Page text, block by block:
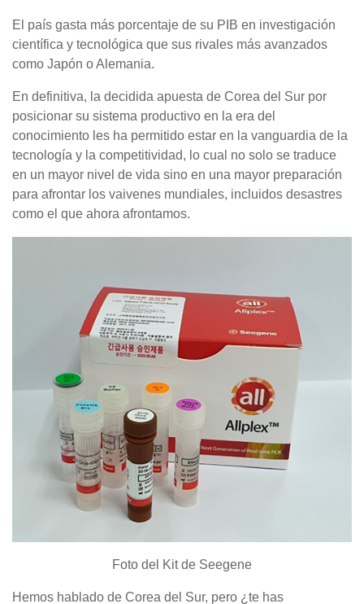
El país gasta más porcentaje de su PIB en investigación
científica y tecnológica que sus rivales más avanzados
como Japón o Alemania.
En definitiva, la decidida apuesta de Corea del Sur por
posicionar su sistema productivo en la era del
conocimiento les ha permitido estar en la vanguardia de la
tecnología y la competitividad, lo cual no solo se traduce
en un mayor nivel de vida sino en una mayor preparación
para afrontar los vaivenes mundiales, incluidos desastres
como el que ahora afrontamos.
Foto del Kit de Seegene
Hemos hablado de Corea del Sur, pero ¿te has